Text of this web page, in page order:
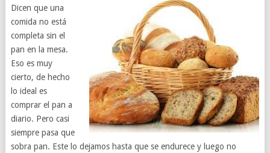
Dicen que una
comida no está
completa sin el
pan en la mesa.
Eso es muy
cierto, de hecho
lo ideal es
comprar el pan a
diario. Pero casi
siempre pasa que
sobra pan. Este lo dejamos hasta que se endurece y luego no